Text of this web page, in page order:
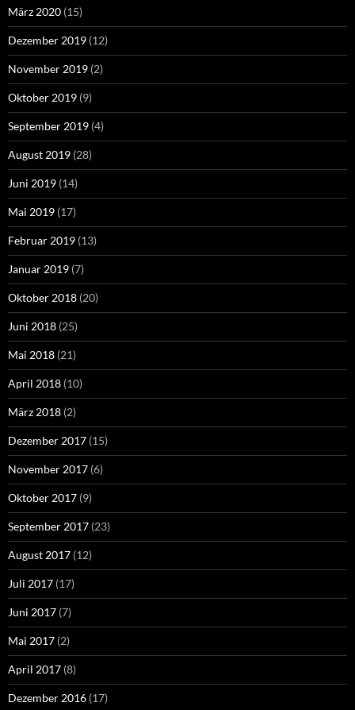
März 2020 (15)
Dezember 2019 (12)
November 2019 (2)
Oktober 2019 (9)
September 2019 (4)
August 2019 (28)
Juni 2019 (14)
Mai 2019 (17)
Februar 2019 (13)
Januar 2019 (7)
Oktober 2018 (20)
Juni 2018 (25)
Mai 2018 (21)
April 2018 (10)
März 2018 (2)
Dezember 2017 (15)
November 2017 (6)
Oktober 2017 (9)
September 2017 (23)
August 2017 (12)
Juli 2017 (17)
Juni 2017 (7)
Mai 2017 (2)
April 2017 (8)
Dezember 2016 (17)